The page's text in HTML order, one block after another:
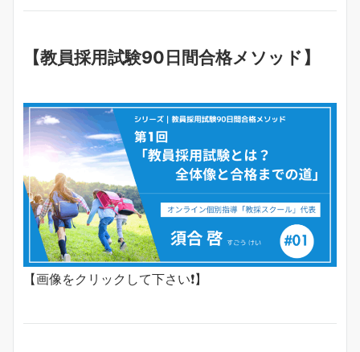
【教員採用試験90日間合格メソッド】
【画像をクリックして下さい❗️】